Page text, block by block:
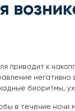
приводит к
биоритмы,
в течение